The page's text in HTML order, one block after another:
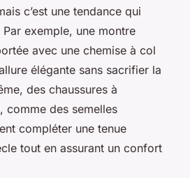
c’est une tendance qui
exemple, une montre
avec une chemise à col
élégante sans sacrifier la
des chaussures à
comme des semelles
compléter une tenue
tout en assurant un confort